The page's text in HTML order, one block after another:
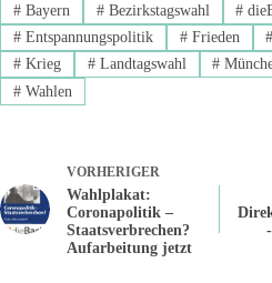
#Bayern #Bezirkstagswahl #
#Entspannungspolitik #Frieden #
#Krieg #Landtagswahl #
#Wahlen
VORHERIGER
Wahlplakat:
Coronapolitik –
Staatsverbrechen?
Aufarbeitung jetzt